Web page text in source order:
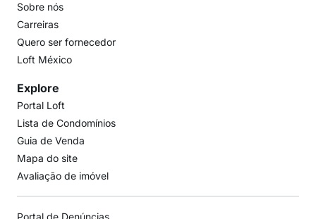
Sobre nós
Carreiras
Quero ser fornecedor
Loft México
Explore
Portal Loft
Lista de Condomínios
Guia de Venda
Mapa do site
Avaliação de imóvel
Portal de Denúncias